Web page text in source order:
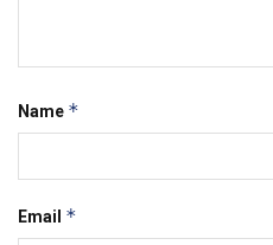
Name *
Email *